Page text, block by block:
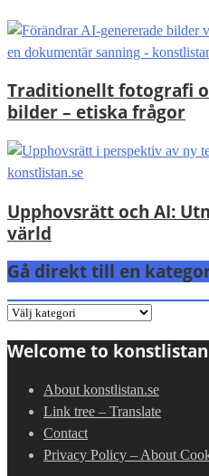
Traditionellt fotografi
bilder – etiska frågor
Upphovsrätt och AI:
värld
Gå direkt till en
Gå
till
kategori:
Welcome to
About konstlistan.se
Link tree – Translate
Contact
Privacy Policy – About